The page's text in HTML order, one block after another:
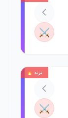
⚔️
ترند 🔥
⚔️